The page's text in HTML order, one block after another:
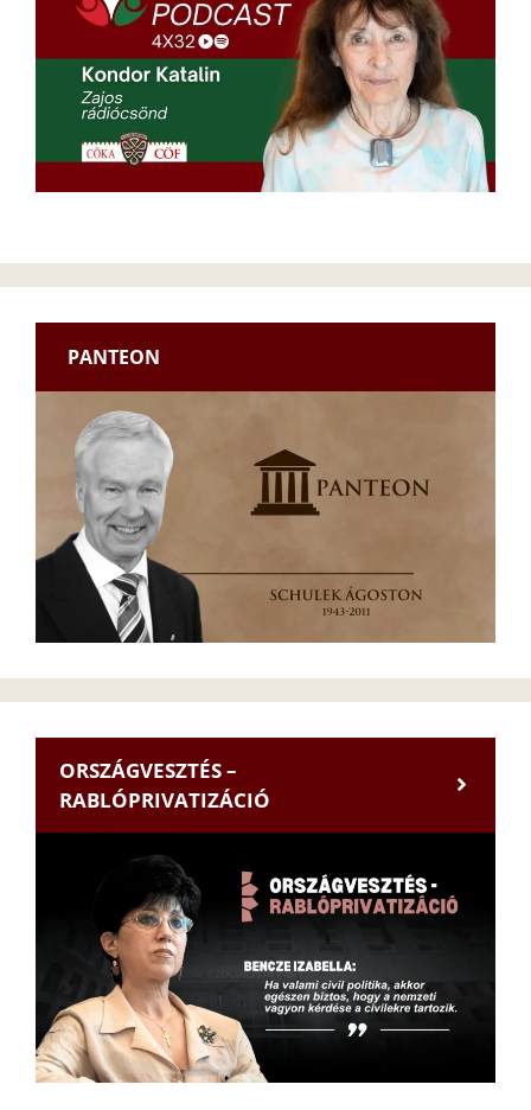
PANTEON
ORSZÁGVESZTÉS –
RABLÓPRIVATIZÁCIÓ